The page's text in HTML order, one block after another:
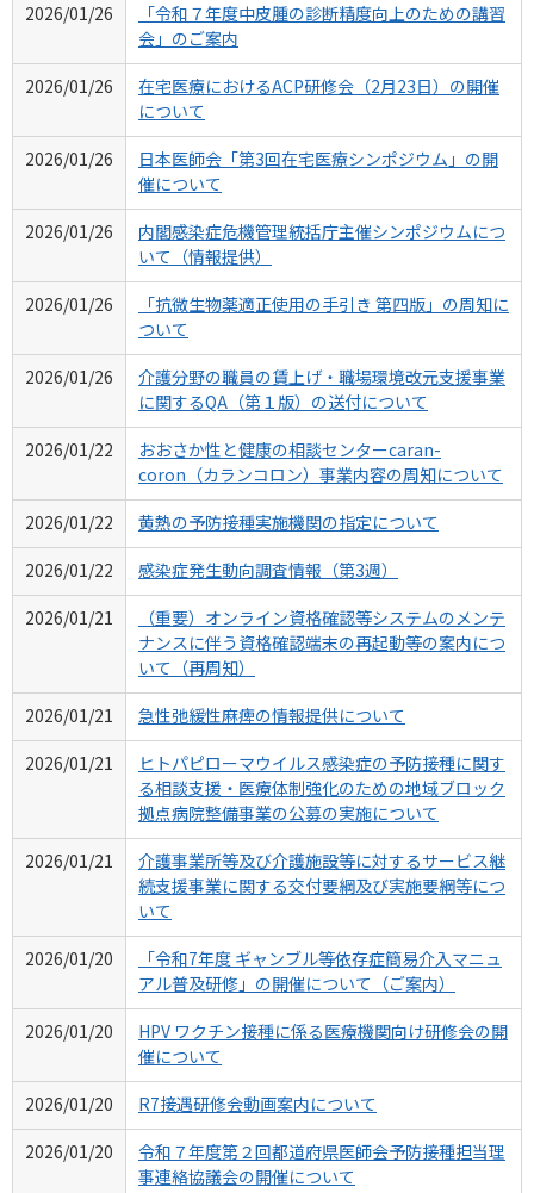
2026/01/26
「令和７年度中皮腫の診断精度向上のための講習
会」のご案内
2026/01/26
在宅医療におけるACP研修会（2月23日）の開催
について
2026/01/26
日本医師会「第3回在宅医療シンポジウム」の開
催について
2026/01/26
内閣感染症危機管理統括庁主催シンポジウムにつ
いて（情報提供）
2026/01/26
「抗微生物薬適正使用の手引き 第四版」の周知に
ついて
2026/01/26
介護分野の職員の賃上げ・職場環境改元支援事業
に関するQA（第１版）の送付について
2026/01/22
おおさか性と健康の相談センターcaran-
coron（カランコロン）事業内容の周知について
2026/01/22
黄熱の予防接種実施機関の指定について
2026/01/22
感染症発生動向調査情報（第3週）
2026/01/21
（重要）オンライン資格確認等システムのメンテ
ナンスに伴う資格確認端末の再起動等の案内につ
いて（再周知）
2026/01/21
急性弛緩性麻痺の情報提供について
2026/01/21
ヒトパピローマウイルス感染症の予防接種に関す
る相談支援・医療体制強化のための地域ブロック
拠点病院整備事業の公募の実施について
2026/01/21
介護事業所等及び介護施設等に対するサービス継
続支援事業に関する交付要綱及び実施要綱等につ
いて
2026/01/20
「令和7年度 ギャンブル等依存症簡易介入マニュ
アル普及研修」の開催について（ご案内）
2026/01/20
HPV ワクチン接種に係る医療機関向け研修会の開
催について
2026/01/20
R7接遇研修会動画案内について
2026/01/20
令和７年度第２回都道府県医師会予防接種担当理
事連絡協議会の開催について